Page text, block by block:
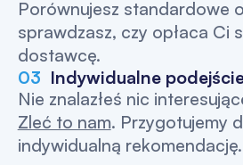
Porównujesz standardowe
sprawdzasz, czy opłaca Ci
dostawcę.
03 Indywidualne
Nie znalazłeś nic
Zleć to nam. Przygotujemy
indywidualną rekomendację.